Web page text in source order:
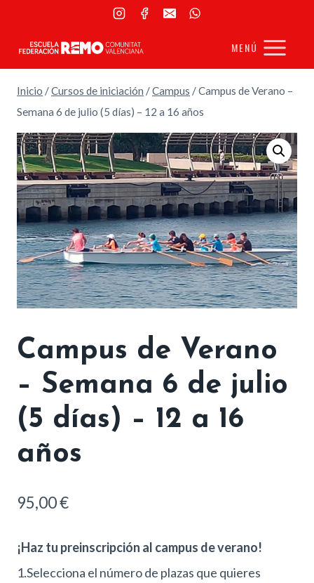
MENÚ
Inicio /Cursos de iniciación /Campus /Campus de Verano –
Semana 6 de julio (5 días) – 12 a 16 años
Campus de Verano
– Semana 6 de julio
(5 días) – 12 a 16
años
95,00€
¡Haz tu preinscripción al campus de verano!
1.Selecciona el número de plazas que quieres